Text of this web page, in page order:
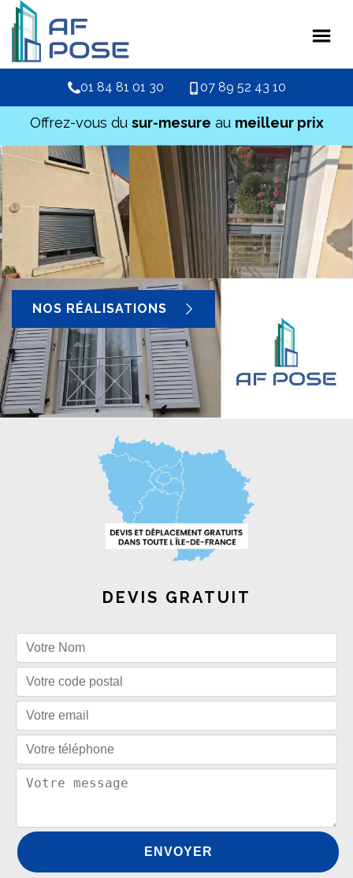
01 84 81 01 30 07 89 52 43 10
Offrez-vous du sur-mesure au meilleur prix
NOS RÉALISATIONS
DEVIS GRATUIT